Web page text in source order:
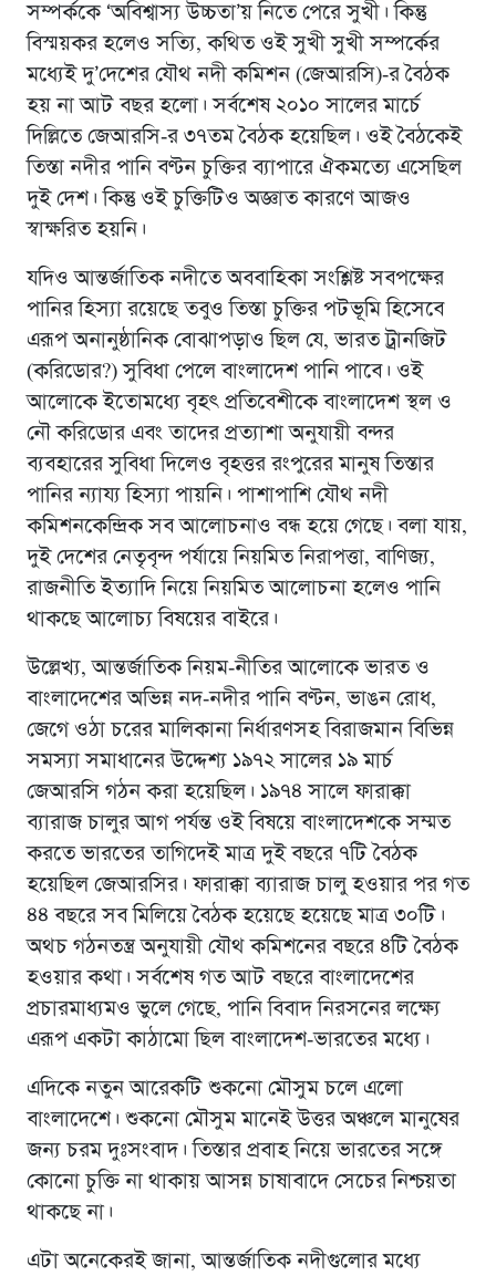
সম্পর্ককে ‘অবিশ্বাস্য উচ্চতা’য় নিতে পেরে সুখী। কিন্তু
বিস্ময়কর হলেও সত্যি, কথিত ওই সুখী সুখী সম্পর্কের
মধ্যেই দু’দেশের যৌথ নদী কমিশন (জেআরসি)-র বৈঠক
হয় না আট বছর হলো। সর্বশেষ ২০১০ সালের মার্চে
দিল্লিতে জেআরসি-র ৩৭তম বৈঠক হয়েছিল। ওই বৈঠকেই
তিস্তা নদীর পানি বণ্টন চুক্তির ব্যাপারে ঐকমত্যে এসেছিল
দুই দেশ। কিন্তু ওই চুক্তিটিও অজ্ঞাত কারণে আজও
স্বাক্ষরিত হয়নি।
যদিও আন্তর্জাতিক নদীতে অববাহিকা সংশ্লিষ্ট সবপক্ষের
পানির হিস্যা রয়েছে তবুও তিস্তা চুক্তির পটভূমি হিসেবে
এরূপ অনানুষ্ঠানিক বোঝাপড়াও ছিল যে, ভারত ট্রানজিট
(করিডোর?) সুবিধা পেলে বাংলাদেশ পানি পাবে। ওই
আলোকে ইতোমধ্যে বৃহৎ প্রতিবেশীকে বাংলাদেশ স্থল ও
নৌ করিডাের এবং তাদের প্রত্যাশা অনুযায়ী বন্দর
ব্যবহারের সুবিধা দিলেও বৃহত্তর রংপুরের মানুষ তিস্তার
পানির ন্যায্য হিস্যা পায়নি। পাশাপাশি যৌথ নদী
কমিশনকেন্দ্রিক সব আলোচনাও বন্ধ হয়ে গেছে। বলা যায়,
দুই দেশের নেতৃবৃন্দ পর্যায়ে নিয়মিত নিরাপত্তা, বাণিজ্য,
রাজনীতি ইত্যাদি নিয়ে নিয়মিত আলোচনা হলেও পানি
থাকছে আলোচ্য বিষয়ের বাইরে।
উল্লেখ্য, আন্তর্জাতিক নিয়ম-নীতির আলোকে ভারত ও
বাংলাদেশের অভিন্ন নদ-নদীর পানি বণ্টন, ভাঙন রোধ,
জেগে ওঠা চরের মালিকানা নির্ধারণসহ বিরাজমান বিভিন্ন
সমস্যা সমাধানের উদ্দেশ্য ১৯৭২ সালের ১৯ মার্চ
জেআরসি গঠন করা হয়েছিল। ১৯৭৪ সালে ফারাক্কা
ব্যারাজ চালুর আগ পর্যন্ত ওই বিষয়ে বাংলাদেশকে সম্মত
করতে ভারতের তাগিদেই মাত্র দুই বছরে ৭টি বৈঠক
হয়েছিল জেআরসির। ফারাক্কা ব্যারাজ চালু হওয়ার পর গত
৪৪ বছরে সব মিলিয়ে বৈঠক হয়েছে হয়েছে মাত্র ৩০টি।
অথচ গঠনতন্ত্র অনুযায়ী যৌথ কমিশনের বছরে ৪টি বৈঠক
হওয়ার কথা। সর্বশেষ গত আট বছরে বাংলাদেশের
প্রচারমাধ্যমও ভুলে গেছে, পানি বিবাদ নিরসনের লক্ষ্যে
এরূপ একটা কাঠামো ছিল বাংলাদেশ-ভারতের মধ্যে।
এদিকে নতুন আরেকটি শুকনো মৌসুম চলে এলো
বাংলাদেশে। শুকনাে মৌসুম মানেই উত্তর অঞ্চলে মানুষের
জন্য চরম দুঃসংবাদ। তিস্তার প্রবাহ নিয়ে ভারতের সঙ্গে
কোনাে চুক্তি না থাকায় আসন্ন চাষাবাদে সেচের নিশ্চয়তা
থাকছে না।
এটা অনেকেরই জানা, আন্তর্জাতিক নদীগুলোর মধ্যে